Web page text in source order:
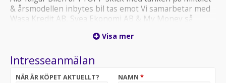
& årsmodellen inbytes bil tas emot Vi samarbetar med
Wasa Kredit AB, Svea Ekonomi AB & My Money så
VARMT VÄLKOMNA....... För mer info RING 0197603020
Visa mer
Intresseanmälan
NÄR ÄR KÖPET AKTUELLT? NAMN *